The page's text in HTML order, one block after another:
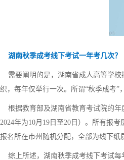
湖南秋季成考线下考试一年考几次？
需要阐明的是，湖南省成人高等学校
织，每年仅举行一次。所谓“秋季成考”
根据教育部及湖南省教育考试院的年
2024年为10月19日至20日）。所有报
报名所在市州随机分配，全部为线下纸
综上所述，湖南秋季成考线下考试每